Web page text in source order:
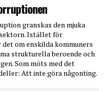
granskas den mjuka
Istället för
om enskilda kommuners
strukturella beroende och
Som möts med det
Att inte göra någonting.